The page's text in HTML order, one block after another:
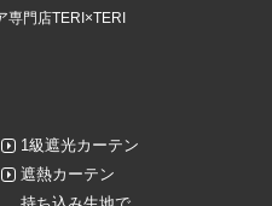
専門店TERI×TERI
1級遮光カーテン
遮熱カーテン